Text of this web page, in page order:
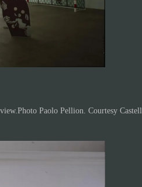
Paolo Pellion. Courtesy Castell